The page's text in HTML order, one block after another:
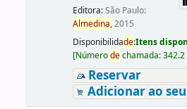
Editora:São Paulo:
Almedina,2015
Disponibilidade:Itens
[Númerodechamada:
Reservar
Adicionar ao